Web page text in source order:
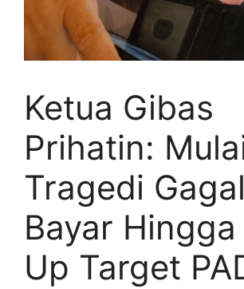
Ketua Gibas
Prihatin:
Tragedi Gagal
Bayar
Up Target